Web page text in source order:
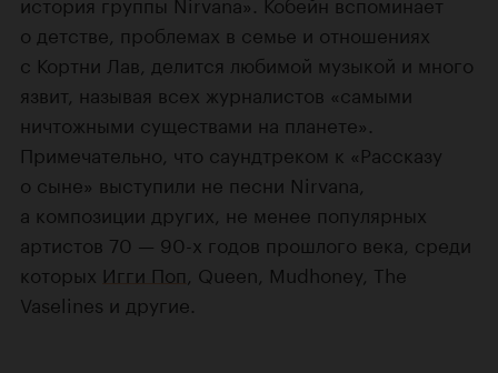
о детстве, проблемах в семье и отношениях
с Кортни Лав, делится любимой музыкой и много
язвит, называя всех журналистов «самыми
ничтожными существами на планете».
Примечательно, что саундтреком к «Рассказу
о сыне» выступили не песни Nirvana,
а композиции других, не менее популярных
артистов 70 — 90-х годов прошлого века, среди
которых Игги Поп , Queen, Mudhoney, The
Vaselines и другие.